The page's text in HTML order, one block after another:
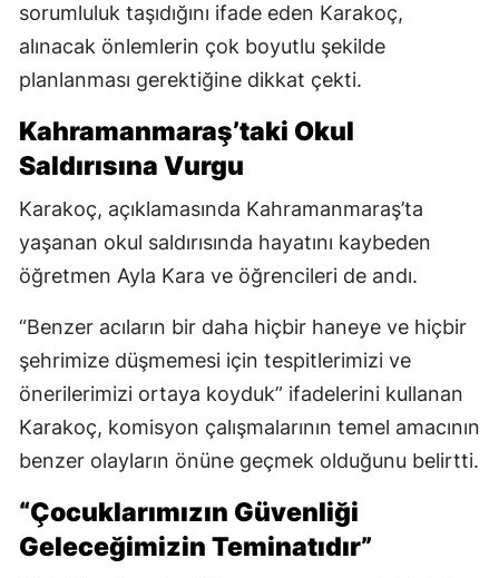
sorumluluk taşıdığını ifade eden Karakoç,
alınacak önlemlerin çok boyutlu şekilde
planlanması gerektiğine dikkat çekti.
Kahramanmaraş’taki Okul
Saldırısına Vurgu
Karakoç, açıklamasında Kahramanmaraş’ta
yaşanan okul saldırısında hayatını kaybeden
öğretmen Ayla Kara ve öğrencileri de andı.
“Benzer acıların bir daha hiçbir haneye ve hiçbir
şehrimize düşmemesi için tespitlerimizi ve
önerilerimizi ortaya koyduk” ifadelerini kullanan
Karakoç, komisyon çalışmalarının temel amacının
benzer olayların önüne geçmek olduğunu belirtti.
“Çocuklarımızın Güvenliği
Geleceğimizin Teminatıdır”